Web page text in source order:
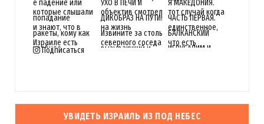
Подписаться
УВИДЕТЬ ИЗРАИЛЬ ИЗ ПОД НЕБЕС